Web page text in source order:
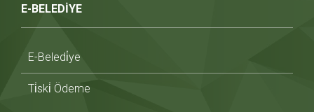
E-BELEDİYE
E-Beledi̇ye
Ti̇ski̇ Ödeme